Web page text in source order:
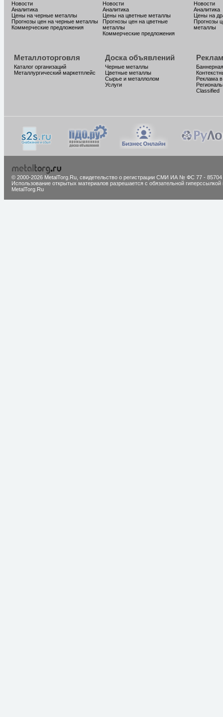
Новости
Аналитика
Цены на черные металлы
Прогнозы цен на черные металлы
Коммерческие предложения
Новости
Аналитика
Цены на цветные металлы
Прогнозы цен на цветные
металлы
Коммерческие предложения
Новости
Аналитика
Цены на
Прогнозы
металлы
Металлоторговля
Каталог организаций
Металлургический маркетплейс
Доска объявлений
Черные металлы
Цветные металлы
Сырье и металлолом
Услуги
Реклама
Classified
© 2000-2026 MetalTorg.Ru, cвидетельство о регистрации СМИ ИА № ФС 77 - 85704
Использование открытых материалов разрешается с обязательной гиперссылкой
MetalTorg.Ru